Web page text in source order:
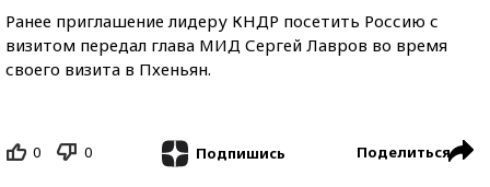
Ранее приглашение лидеру КНДР посетить Россию с
визитом передал глава МИД Сергей Лавров во время
своего визита в Пхеньян.
0 0 Подпишись Поделиться